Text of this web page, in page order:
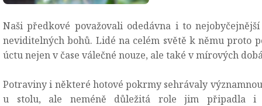
Naši předkové považovali odedávna i to
neviditelných bohů. Lidé na celém světě k němu proto
úctu nejen v čase válečné nouze, ale také v mírových
Potraviny i některé hotové pokrmy sehrávaly
u stolu, ale neméně důležitá role jim připadla i